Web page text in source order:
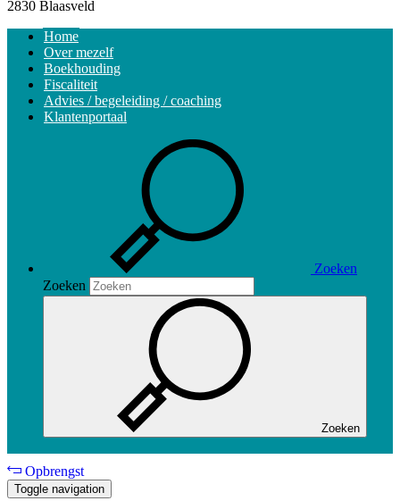
2830 Blaasveld
Home
Over mezelf
Boekhouding
Fiscaliteit
Advies / begeleiding / coaching
Klantenportaal
Zoeken
Zoeken
Zoeken
Opbrengst
Toggle navigation